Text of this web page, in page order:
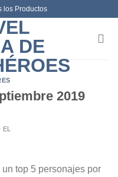
los Productos
2019
top 5 personajes por